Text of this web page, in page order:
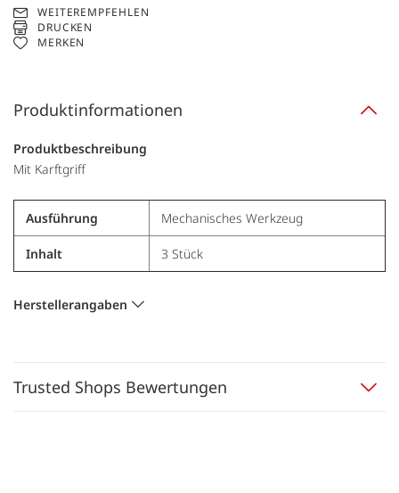
WEITEREMPFEHLEN
DRUCKEN
MERKEN
Produktinformationen
Produktbeschreibung
Mit Karftgriff
Ausführung Mechanisches Werkzeug
Inhalt 3 Stück
Herstellerangaben
Trusted Shops Bewertungen